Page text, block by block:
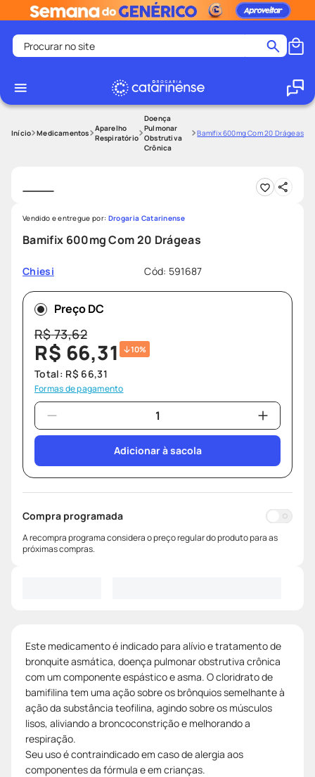
Procurar no site
1
shampoo
9º
fralda pampers
10
Medicamentos
Aparelho
Respiratório
Doença
Pulmonar
Obstrutiva
Crônica
Bamifix 600mg Com 20 Drágeas
Bamifix 600mg Com 20 Drágeas
Chiesi Cód: 591687
Vendido e entregue por: Drogaria Catarinense
Preço DC
R$73,62
R$ 66,31 10%
Total: R$ 66,31
Formas de pagamento
Adicionar à sacola
Compra programada
A recompra programa considera o preço regular do produto para as
próximas compras.
Este medicamento é indicado para alívio e tratamento de
bronquite asmática, doença pulmonar obstrutiva crônica
com um componente espástico e asma. O cloridrato de
bamifilina tem uma ação sobre os brônquios semelhante à
ação da substância teofilina, agindo sobre os músculos
lisos, aliviando a broncoconstrição e melhorando a
respiração.
Seu uso é contraindicado em caso de alergia aos
componentes da fórmula e em crianças.